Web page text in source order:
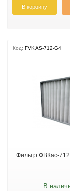
В корзину
Код: FVKAS-712-G4
Фильтр ФВКас-
В